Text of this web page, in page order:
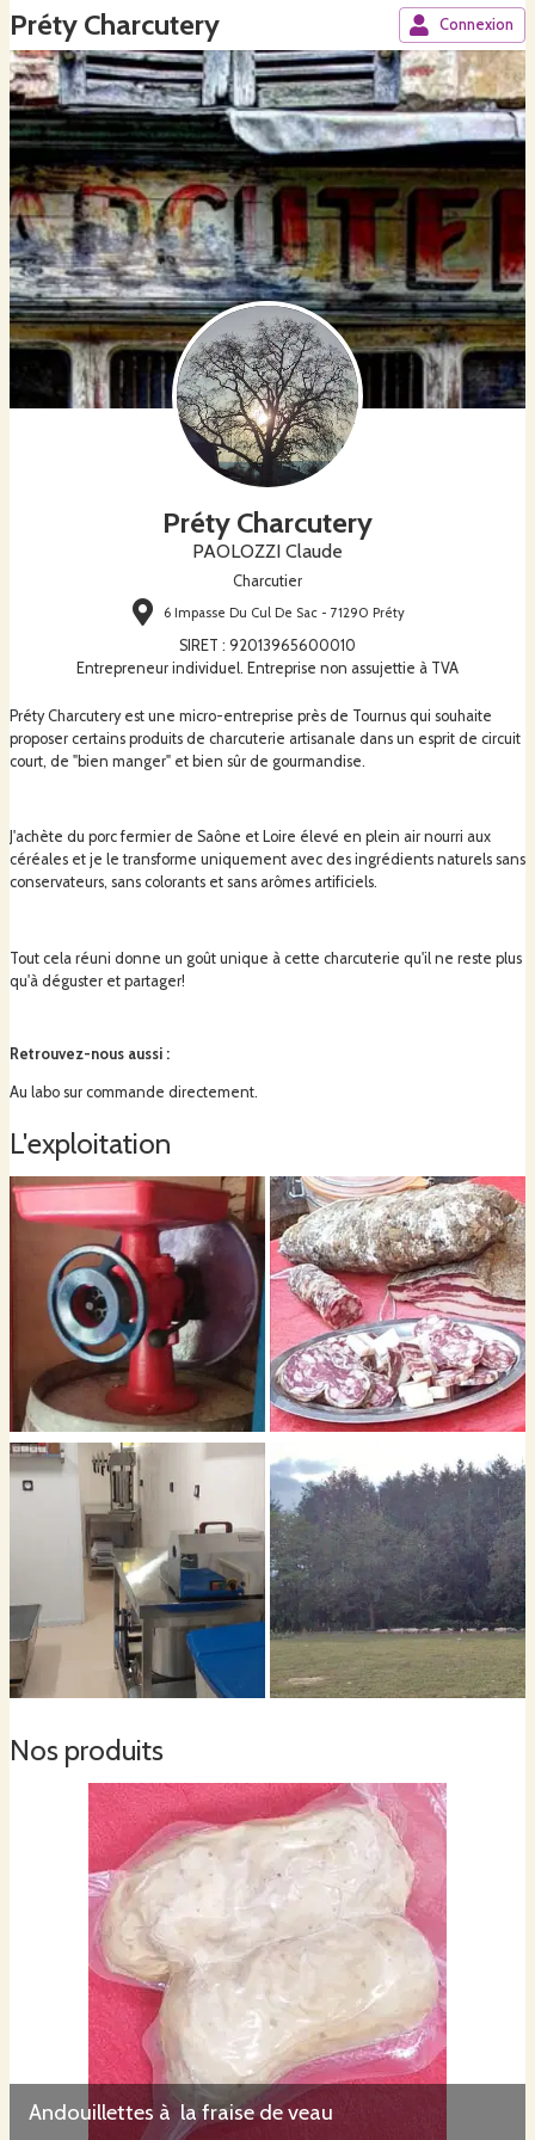
Préty Charcutery Connexion
Préty Charcutery
PAOLOZZI Claude
Charcutier
6 Impasse Du Cul De Sac - 71290 Préty
SIRET : 92013965600010
Entrepreneur individuel. Entreprise non assujettie à TVA
Préty Charcutery est une micro-entreprise près de Tournus qui souhaite
proposer certains produits de charcuterie artisanale dans un esprit de circuit
court, de "bien manger" et bien sûr de gourmandise.
J'achète du porc fermier de Saône et Loire élevé en plein air nourri aux
céréales et je le transforme uniquement avec des ingrédients naturels sans
conservateurs, sans colorants et sans arômes artificiels.
Tout cela réuni donne un goût unique à cette charcuterie qu'il ne reste plus
qu'à déguster et partager!
Retrouvez-nous aussi :
Au labo sur commande directement.
L'exploitation
Nos produits
Andouillettes à la fraise de veau